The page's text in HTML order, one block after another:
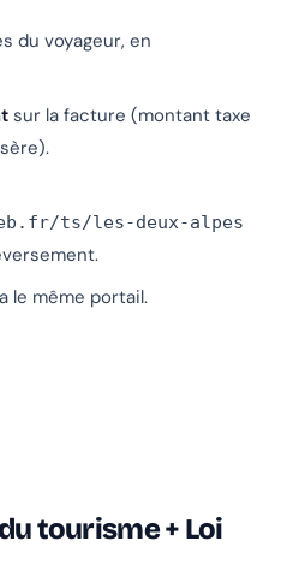
du voyageur, en
sur la facture (montant taxe
ts/les-deux-alpes
le même portail.
tourisme + Loi